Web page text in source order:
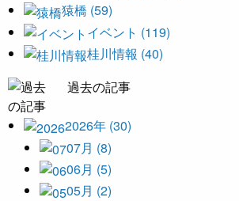
猿橋 (59)
イベント (119)
桂川情報 (40)
過去の記事
2026年 (30)
07月 (8)
06月 (5)
05月 (2)